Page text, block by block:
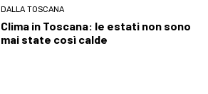
DALLA TOSCANA
Clima in Toscana: le estati non sono
mai state così calde